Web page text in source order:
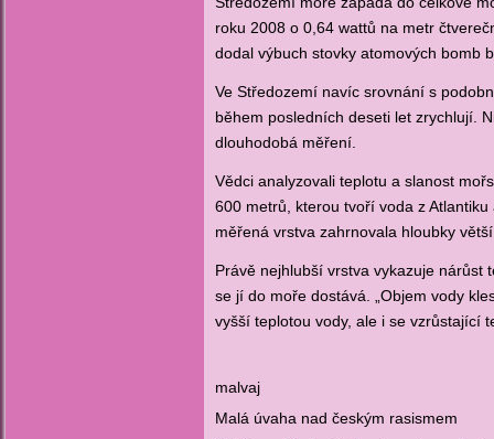
roku 2008 o 0,64 wattů na metr
dodal výbuch stovky atomových bomb
Ve Středozemí navíc srovnání s
během posledních deseti let zrychlují.
dlouhodobá měření.
Vědci analyzovali teplotu a slanost
600 metrů, kterou tvoří voda z
měřená vrstva zahrnovala hloubky
Právě nejhlubší vrstva vykazuje nárůst
se jí do moře dostává. „Objem vody
vyšší teplotou vody, ale i se vzrůstající
malvaj
Malá úvaha nad českým rasismem